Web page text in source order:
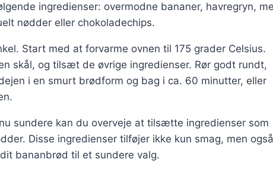
ingredienser: overmodne bananer, havregryn,
nødder eller chokoladechips.
Start med at forvarme ovnen til 175 grader Celsius.
skål, og tilsæt de øvrige ingredienser. Rør godt rundt,
i en smurt brødform og bag i ca. 60 minutter, eller
sundere kan du overveje at tilsætte ingredienser som
Disse ingredienser tilføjer ikke kun smag, men også
bananbrød til et sundere valg.